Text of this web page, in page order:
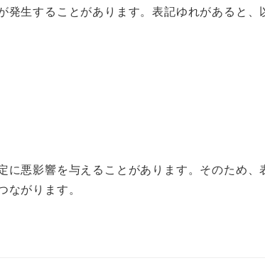
生することがあります。表記ゆれがあると、
悪影響を与えることがあります。そのため、
がります。